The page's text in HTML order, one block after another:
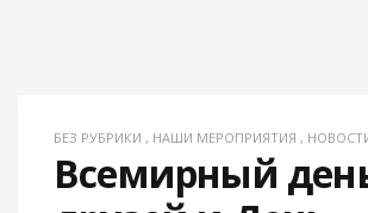
БЕЗ РУБРИКИ , НАШИ МЕРОПРИЯТИЯ ,
Всемирный